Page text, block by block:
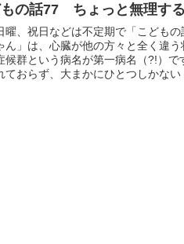
の話77 ちょっと無理する
曜、祝日などは不定期で「こどもの
ん」は、心臓が他の方々と全く違う
候群という病名が第一病名（?!）で
ておらず、大まかにひとつしかない